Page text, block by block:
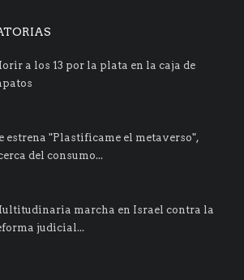
a los 13 por la plata en la caja de
estrena "Plastificame el metaverso",
del consumo...
marcha en Israel contra la
judicial...